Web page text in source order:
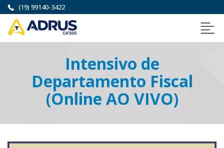
(19) 99140-3422
Intensivo de
Departamento Fiscal
(Online AO VIVO)